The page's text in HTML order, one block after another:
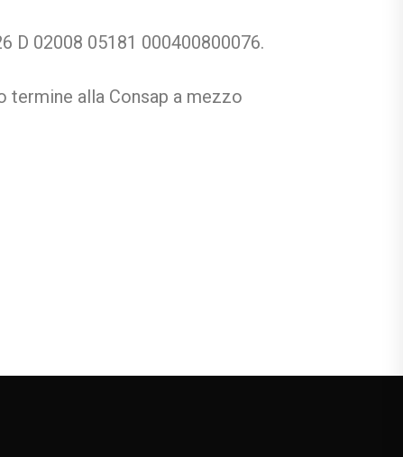
D 02008 05181 000400800076.
termine alla Consap a mezzo